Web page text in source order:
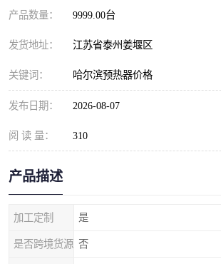
产品数量： 9999.00台
发货地址： 江苏省泰州姜堰区
关键词： 哈尔滨预热器价格
发布日期： 2026-08-07
阅 读 量： 310
产品描述
加工定制 是
是否跨境货源 否